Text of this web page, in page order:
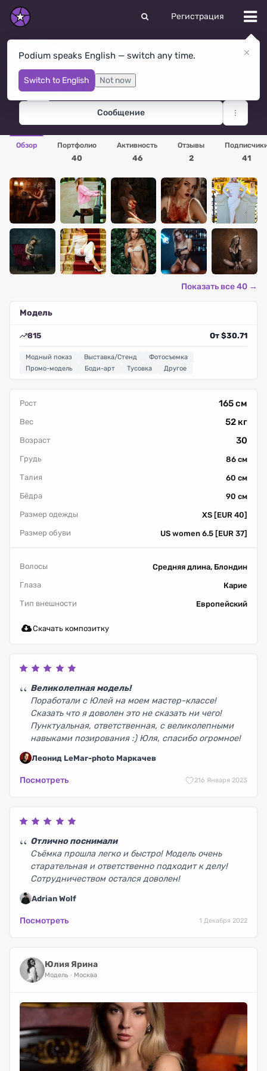
Регистрация
Podium speaks English — switch any time.
Switch to English Not now
Юлия Ярина
Москва· Франция
Сообщение
Обзор Портфолио
40
Активность
46
Отзывы
2 41
Показать все 40 →
Модель
815 От $30.71
Модный показ Выставка/Стенд
Фотосъемка
Промо-модель
Боди-арт Тусовка Другое
Рост 165 см
Вес 52 кг
Возраст 30
Грудь
86 см
Талия
60 см
Бёдра
90 см
Размер одежды
XS [EUR 40]
Размер обуви
US women 6.5 [EUR 37]
Волосы
Средняя длина, Блондин
Глаза
Карие
Тип внешности
Европейский
Скачать композитку
Великолепная модель!
Поработали с Юлей на моем мастер-классе!
Сказать что я доволен это не сказать ни чего!
Пунктуальная, ответственная, с великолепными
навыками позирования :) Юля, спасибо огромное!
Леонид LeMar-photo Маркачев
Посмотреть 216 Января 2023
Отлично поснимали
Съёмка прошла легко и быстро! Модель очень
старательная и ответственно подходит к делу!
Сотрудничеством остался доволен!
Adrian Wolf
Посмотреть 1 Декабря 2022
Юлия Ярина
Модель Москва